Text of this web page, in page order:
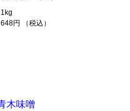
1kg
648円 （税込）